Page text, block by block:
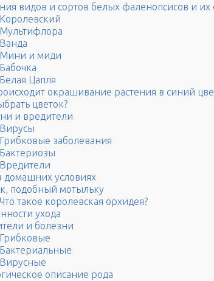
видов и сортов белых фаленопсисов и их
Королевский
Мультифлора
Ванда
Мини и миди
Бабочка
Белая Цапля
окрашивание растения в синий
цветок?
и вредители
Вирусы
Грибковые заболевания
Бактериозы
Вредители
домашних условиях
подобный мотыльку
Что такое королевская орхидея?
ухода
и болезни
Грибковые
Бактериальные
Вирусные
описание рода